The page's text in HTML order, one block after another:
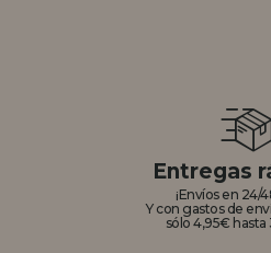
Entregas
¡Envíos en 24/
Y con gastos de
sólo 4,95€ hasta